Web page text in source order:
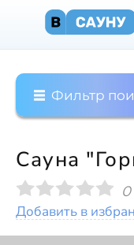
Фильтр
Сауна
Добавить в